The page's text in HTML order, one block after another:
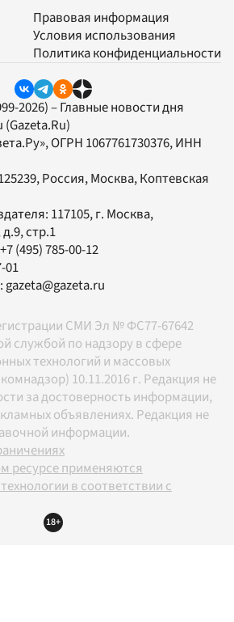
Правовая информация
Условия использования
Политика конфиденциальности
2026) – Главные новости дня
(Gazeta.Ru)
, ОГРН 1067761730376, ИНН
Россия, Москва, Коптевская
117105, г. Москва,
стр.1
+7 (495) 785-00-12
01
gazeta@gazeta.ru
СМИ Эл № ФС77-67642
службой по надзору в сфере
технологий и массовых
10.11.2016 г. Редакция не
за достоверность информации,
объявлениях. Редакция не
информации.
ресурсе применяются
в соответствии с
18+